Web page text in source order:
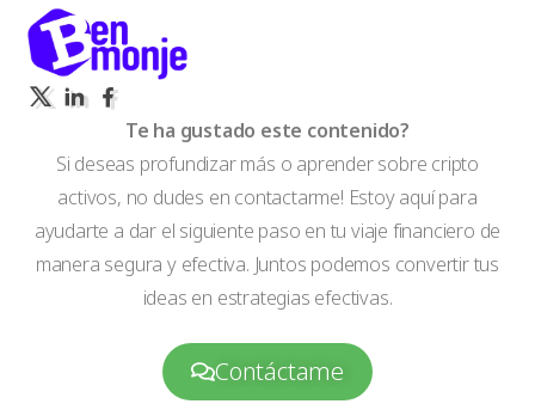
Te ha gustado este contenido?
Si deseas profundizar más o aprender sobre cripto
activos, no dudes en contactarme! Estoy aquí para
ayudarte a dar el siguiente paso en tu viaje financiero de
manera segura y efectiva. Juntos podemos convertir tus
ideas en estrategias efectivas.
Contáctame